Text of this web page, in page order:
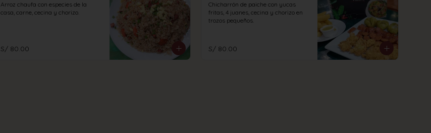
Arroz chaufa con especies de la
casa, carne, cecina y chorizo.
S/ 80.00
Chicharrón de paiche con yucas
fritas, 4 juanes, cecina y chorizo en
trozos pequeños.
S/ 80.00